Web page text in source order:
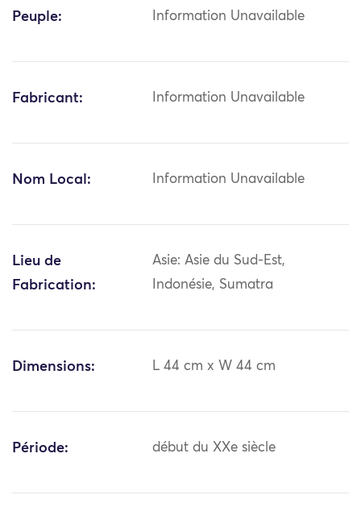
Peuple: Information Unavailable
Fabricant: Information Unavailable
Nom Local: Information Unavailable
Lieu de
Fabrication:
Asie: Asie du Sud-Est,
Indonésie, Sumatra
Dimensions: L 44 cm x W 44 cm
Période: début du XXe siècle